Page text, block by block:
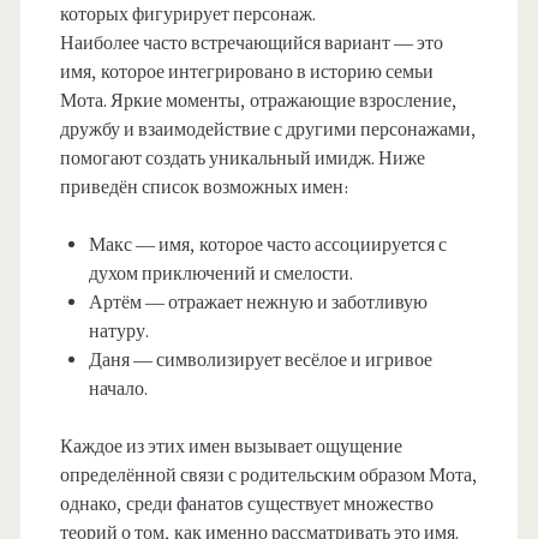
которых фигурирует персонаж.
Наиболее часто встречающийся вариант — это
имя, которое интегрировано в историю семьи
Мота. Яркие моменты, отражающие взросление,
дружбу и взаимодействие с другими персонажами,
помогают создать уникальный имидж. Ниже
приведён список возможных имен:
Макс — имя, которое часто ассоциируется с
духом приключений и смелости.
Артём — отражает нежную и заботливую
натуру.
Даня — символизирует весёлое и игривое
начало.
Каждое из этих имен вызывает ощущение
определённой связи с родительским образом Мота,
однако, среди фанатов существует множество
теорий о том, как именно рассматривать это имя.